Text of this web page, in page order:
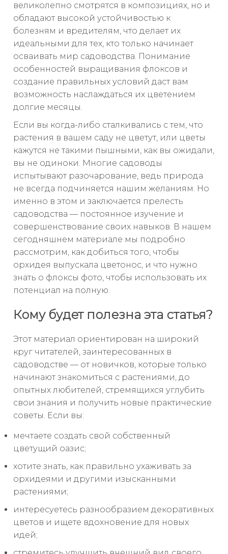
великолепно смотрятся в композициях, но и
обладают высокой устойчивостью к
болезням и вредителям, что делает их
идеальными для тех, кто только начинает
осваивать мир садоводства. Понимание
особенностей выращивания флоксов и
создание правильных условий даст вам
возможность наслаждаться их цветением
долгие месяцы.
Если вы когда-либо сталкивались с тем, что
растения в вашем саду не цветут, или цветы
кажутся не такими пышными, как вы ожидали,
вы не одиноки. Многие садоводы
испытывают разочарование, ведь природа
не всегда подчиняется нашим желаниям. Но
именно в этом и заключается прелесть
садоводства — постоянное изучение и
совершенствование своих навыков. В нашем
сегодняшнем материале мы подробно
рассмотрим, как добиться того, чтобы
орхидея выпускала цветонос, и что нужно
знать о флоксы фото, чтобы использовать их
потенциал на полную.
Кому будет полезна эта статья?
Этот материал ориентирован на широкий
круг читателей, заинтересованных в
садоводстве — от новичков, которые только
начинают знакомиться с растениями, до
опытных любителей, стремящихся углубить
свои знания и получить новые практические
советы. Если вы:
мечтаете создать свой собственный
цветущий оазис;
хотите знать, как правильно ухаживать за
орхидеями и другими изысканными
растениями;
интересуетесь разнообразием декоративных
цветов и ищете вдохновение для новых
идей;